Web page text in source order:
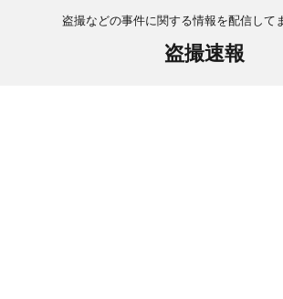
盗撮などの事件に関する情報を配信して
盗撮速報